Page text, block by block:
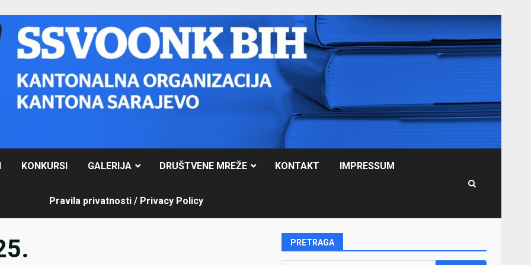
KONKURSI GALERIJA DRUŠTVENE MREŽE KONTAKT IMPRESSUM
Pravila privatnosti / Privacy Policy
PRETRAGA